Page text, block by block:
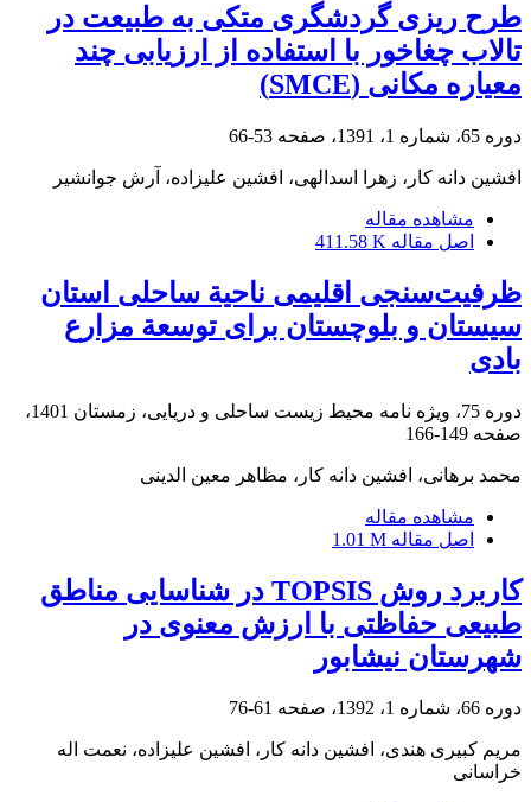
طرح ریزی گردشگری متکی به طبیعت در
تالاب چغاخور با استفاده از ارزیابی چند
معیاره مکانی (SMCE)
دوره 65، شماره 1، 1391، صفحه 53-66
افشین دانه کار، زهرا اسدالهی، افشین علیزاده، آرش جوانشیر
مشاهده مقاله
اصل مقاله 411.58 K
ظرفیت‌سنجی اقلیمی ناحیة ساحلی استان
سیستان و بلوچستان برای توسعة مزارع
بادی
دوره 75، ویژه نامه محیط زیست ساحلی و دریایی، زمستان 1401،
صفحه 149-166
محمد برهانی، افشین دانه کار، مظاهر معین الدینی
مشاهده مقاله
اصل مقاله 1.01 M
کاربرد روش TOPSIS در شناسایی مناطق
طبیعی حفاظتی با ارزش معنوی در
شهرستان نیشابور
دوره 66، شماره 1، 1392، صفحه 61-76
مریم کبیری هندی، افشین دانه کار، افشین علیزاده، نعمت اله
خراسانی